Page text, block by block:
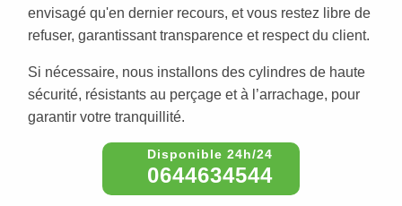
envisagé qu'en dernier recours, et vous restez libre de
refuser, garantissant transparence et respect du client.
Si nécessaire, nous installons des cylindres de haute
sécurité, résistants au perçage et à l’arrachage, pour
garantir votre tranquillité.
0644634544